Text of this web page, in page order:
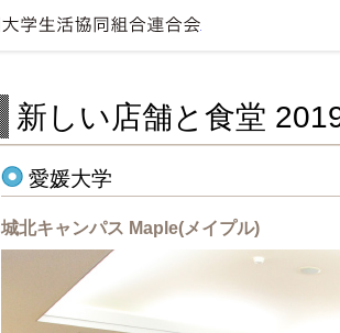
新しい店舗と食堂
愛媛大学
城北キャンパス Maple(メイプル)